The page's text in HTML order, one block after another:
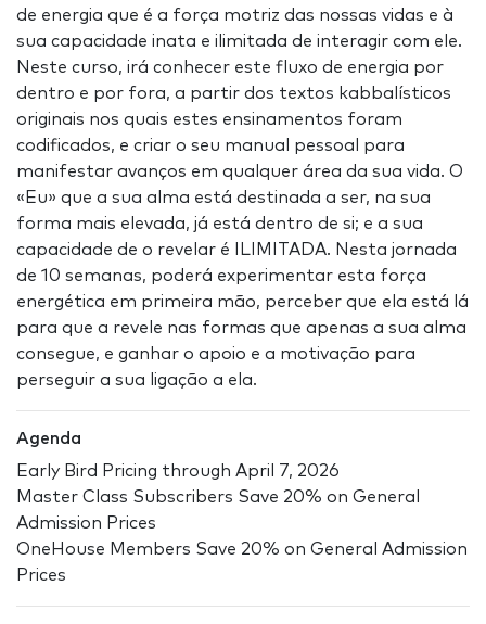
de energia que é a força motriz das nossas vidas e à
sua capacidade inata e ilimitada de interagir com ele.
Neste curso, irá conhecer este fluxo de energia por
dentro e por fora, a partir dos textos kabbalísticos
originais nos quais estes ensinamentos foram
codificados, e criar o seu manual pessoal para
manifestar avanços em qualquer área da sua vida. O
«Eu» que a sua alma está destinada a ser, na sua
forma mais elevada, já está dentro de si; e a sua
capacidade de o revelar é ILIMITADA. Nesta jornada
de 10 semanas, poderá experimentar esta força
energética em primeira mão, perceber que ela está lá
para que a revele nas formas que apenas a sua alma
consegue, e ganhar o apoio e a motivação para
perseguir a sua ligação a ela.
Agenda
Early Bird Pricing through April 7, 2026
Master Class Subscribers Save 20% on General
Admission Prices
OneHouse Members Save 20% on General Admission
Prices